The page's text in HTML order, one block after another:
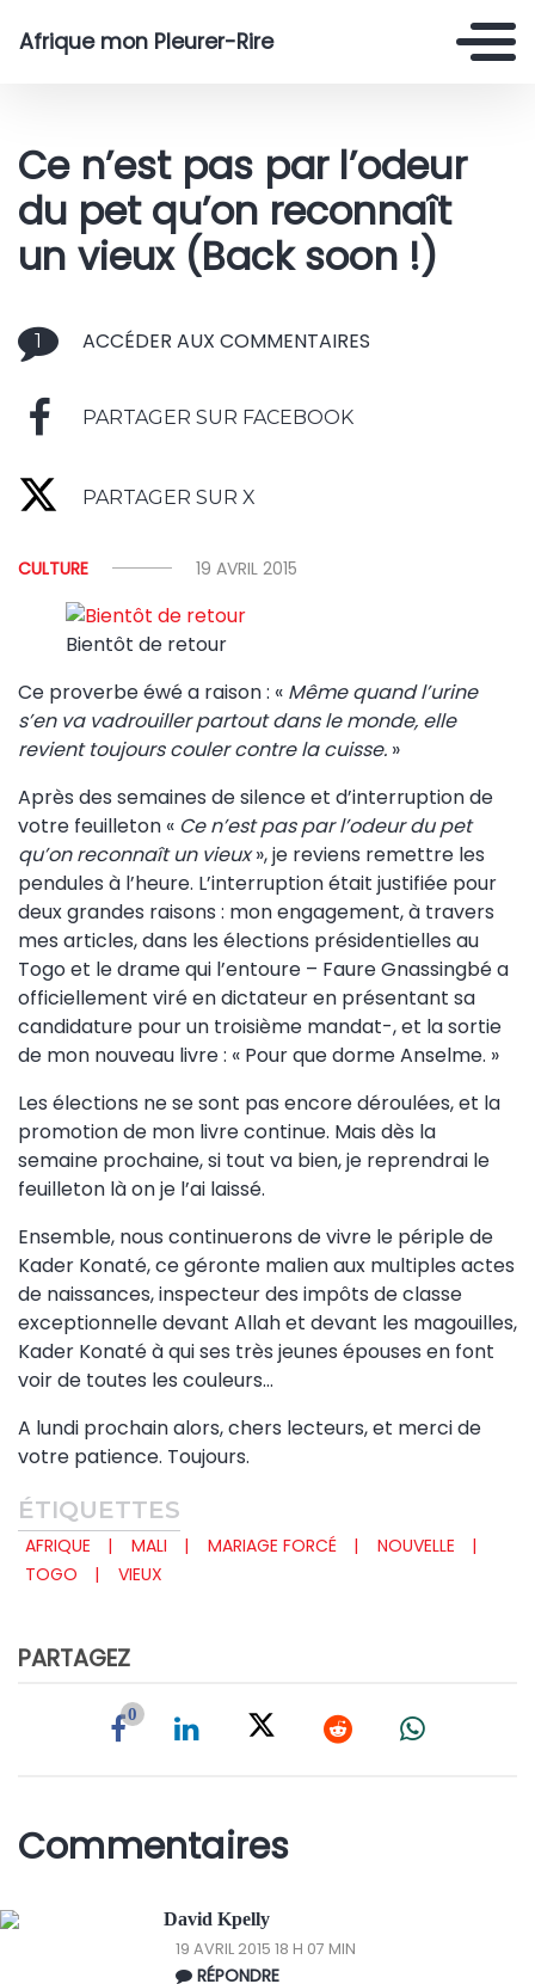
Afrique mon Pleurer-Rire
Ce n’est pas par l’odeur
du pet qu’on reconnaît
un vieux (Back soon !)
1 ACCÉDER AUX COMMENTAIRES
PARTAGER SUR FACEBOOK
PARTAGER SUR X
CULTURE 19 AVRIL 2015
Bientôt de retour
Ce proverbe éwé a raison : « Même quand l’urine
s’en va vadrouiller partout dans le monde, elle
revient toujours couler contre la cuisse. »
Après des semaines de silence et d’interruption de
votre feuilleton « Ce n’est pas par l’odeur du pet
qu’on reconnaît un vieux», je reviens remettre les
pendules à l’heure. L’interruption était justifiée pour
deux grandes raisons : mon engagement, à travers
mes articles, dans les élections présidentielles au
Togo et le drame qui l’entoure – Faure Gnassingbé a
officiellement viré en dictateur en présentant sa
candidature pour un troisième mandat-, et la sortie
de mon nouveau livre : « Pour que dorme Anselme. »
Les élections ne se sont pas encore déroulées, et la
promotion de mon livre continue. Mais dès la
semaine prochaine, si tout va bien, je reprendrai le
feuilleton là on je l’ai laissé.
Ensemble, nous continuerons de vivre le périple de
Kader Konaté, ce géronte malien aux multiples actes
de naissances, inspecteur des impôts de classe
exceptionnelle devant Allah et devant les magouilles,
Kader Konaté à qui ses très jeunes épouses en font
voir de toutes les couleurs…
A lundi prochain alors, chers lecteurs, et merci de
votre patience. Toujours.
ÉTIQUETTES
AFRIQUE MALI MARIAGE FORCÉ
NOUVELLE
TOGO
VIEUX
PARTAGEZ
0
Commentaires
David Kpelly
19 AVRIL 2015 18 H 07 MIN
RÉPONDRE